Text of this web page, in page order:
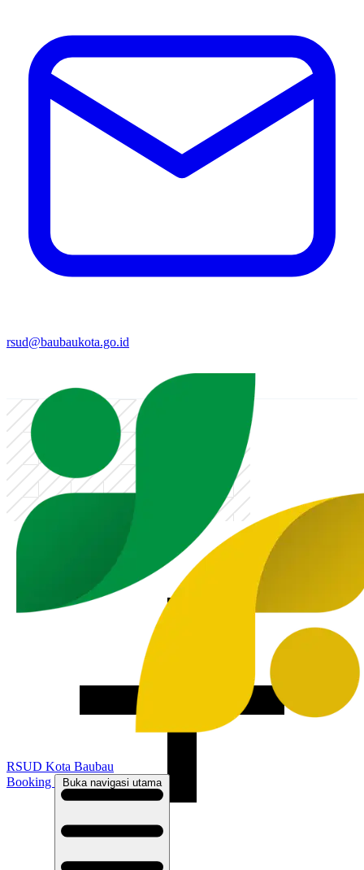
rsud@baubaukota.go.id
RSUD Kota Baubau
Booking
Buka navigasi utama